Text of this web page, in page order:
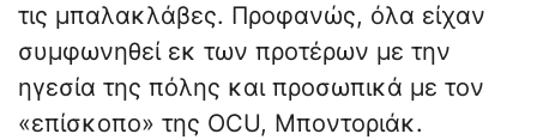
τις μπαλακλάβες. Προφανώς, όλα είχαν
συμφωνηθεί εκ των προτέρων με την
ηγεσία της πόλης και προσωπικά με τον
«επίσκοπο» της OCU, Μποντοριάκ.